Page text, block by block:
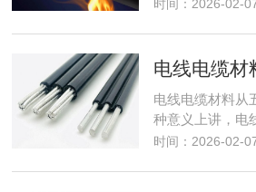
时间：2026-02-
电线电缆材料从
种意义上讲，电
时间：2026-02-